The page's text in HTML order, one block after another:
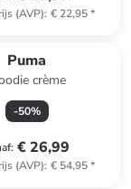
(AVP): € 22,95*
Puma
crème
-50%
: € 26,99
(AVP): € 54,95*